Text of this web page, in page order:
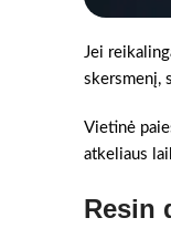
Jei
skersmenį,
Vietinė
atkeliaus
Resin